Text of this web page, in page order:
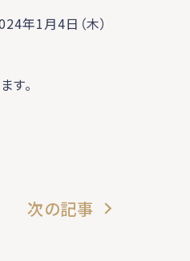
年1月4日（木）
す。
次の記事